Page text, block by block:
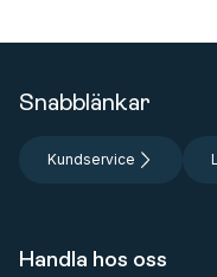
Handla hos oss
Snabblänkar
Kundservice